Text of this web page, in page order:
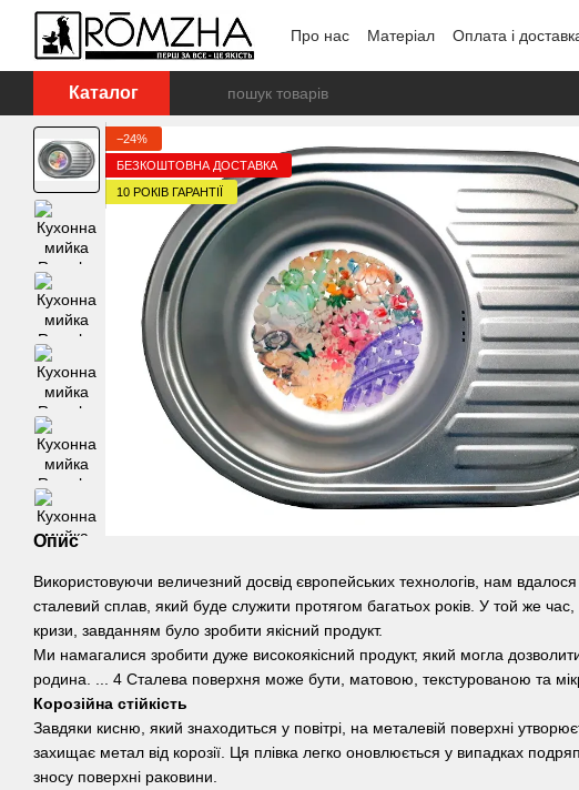
Перейти до основного контенту
Про нас
Матеріал Оплата і
Каталог
−24%
БЕЗКОШТОВНА ДОСТАВКА
10 РОКІВ ГАРАНТІЇ
Опис
Використовуючи величезний досвід європейських технологів, нам
сталевий сплав, який буде служити протягом багатьох років. У той же час,
кризи, завданням було зробити якісний продукт.
Ми намагалися зробити дуже високоякісний продукт, який могла
родина. ... 4 Сталева поверхня може бути, матовою, текстурованою та
Корозійна стійкість
Завдяки кисню, який знаходиться у повітрі, на металевій поверхні
захищає метал від корозії. Ця плівка легко оновлюється у випадках
зносу поверхні раковини.